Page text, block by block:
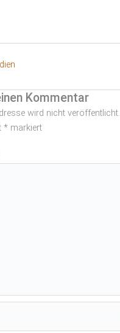
Kommentar
wird nicht veröffentlicht.
* markiert